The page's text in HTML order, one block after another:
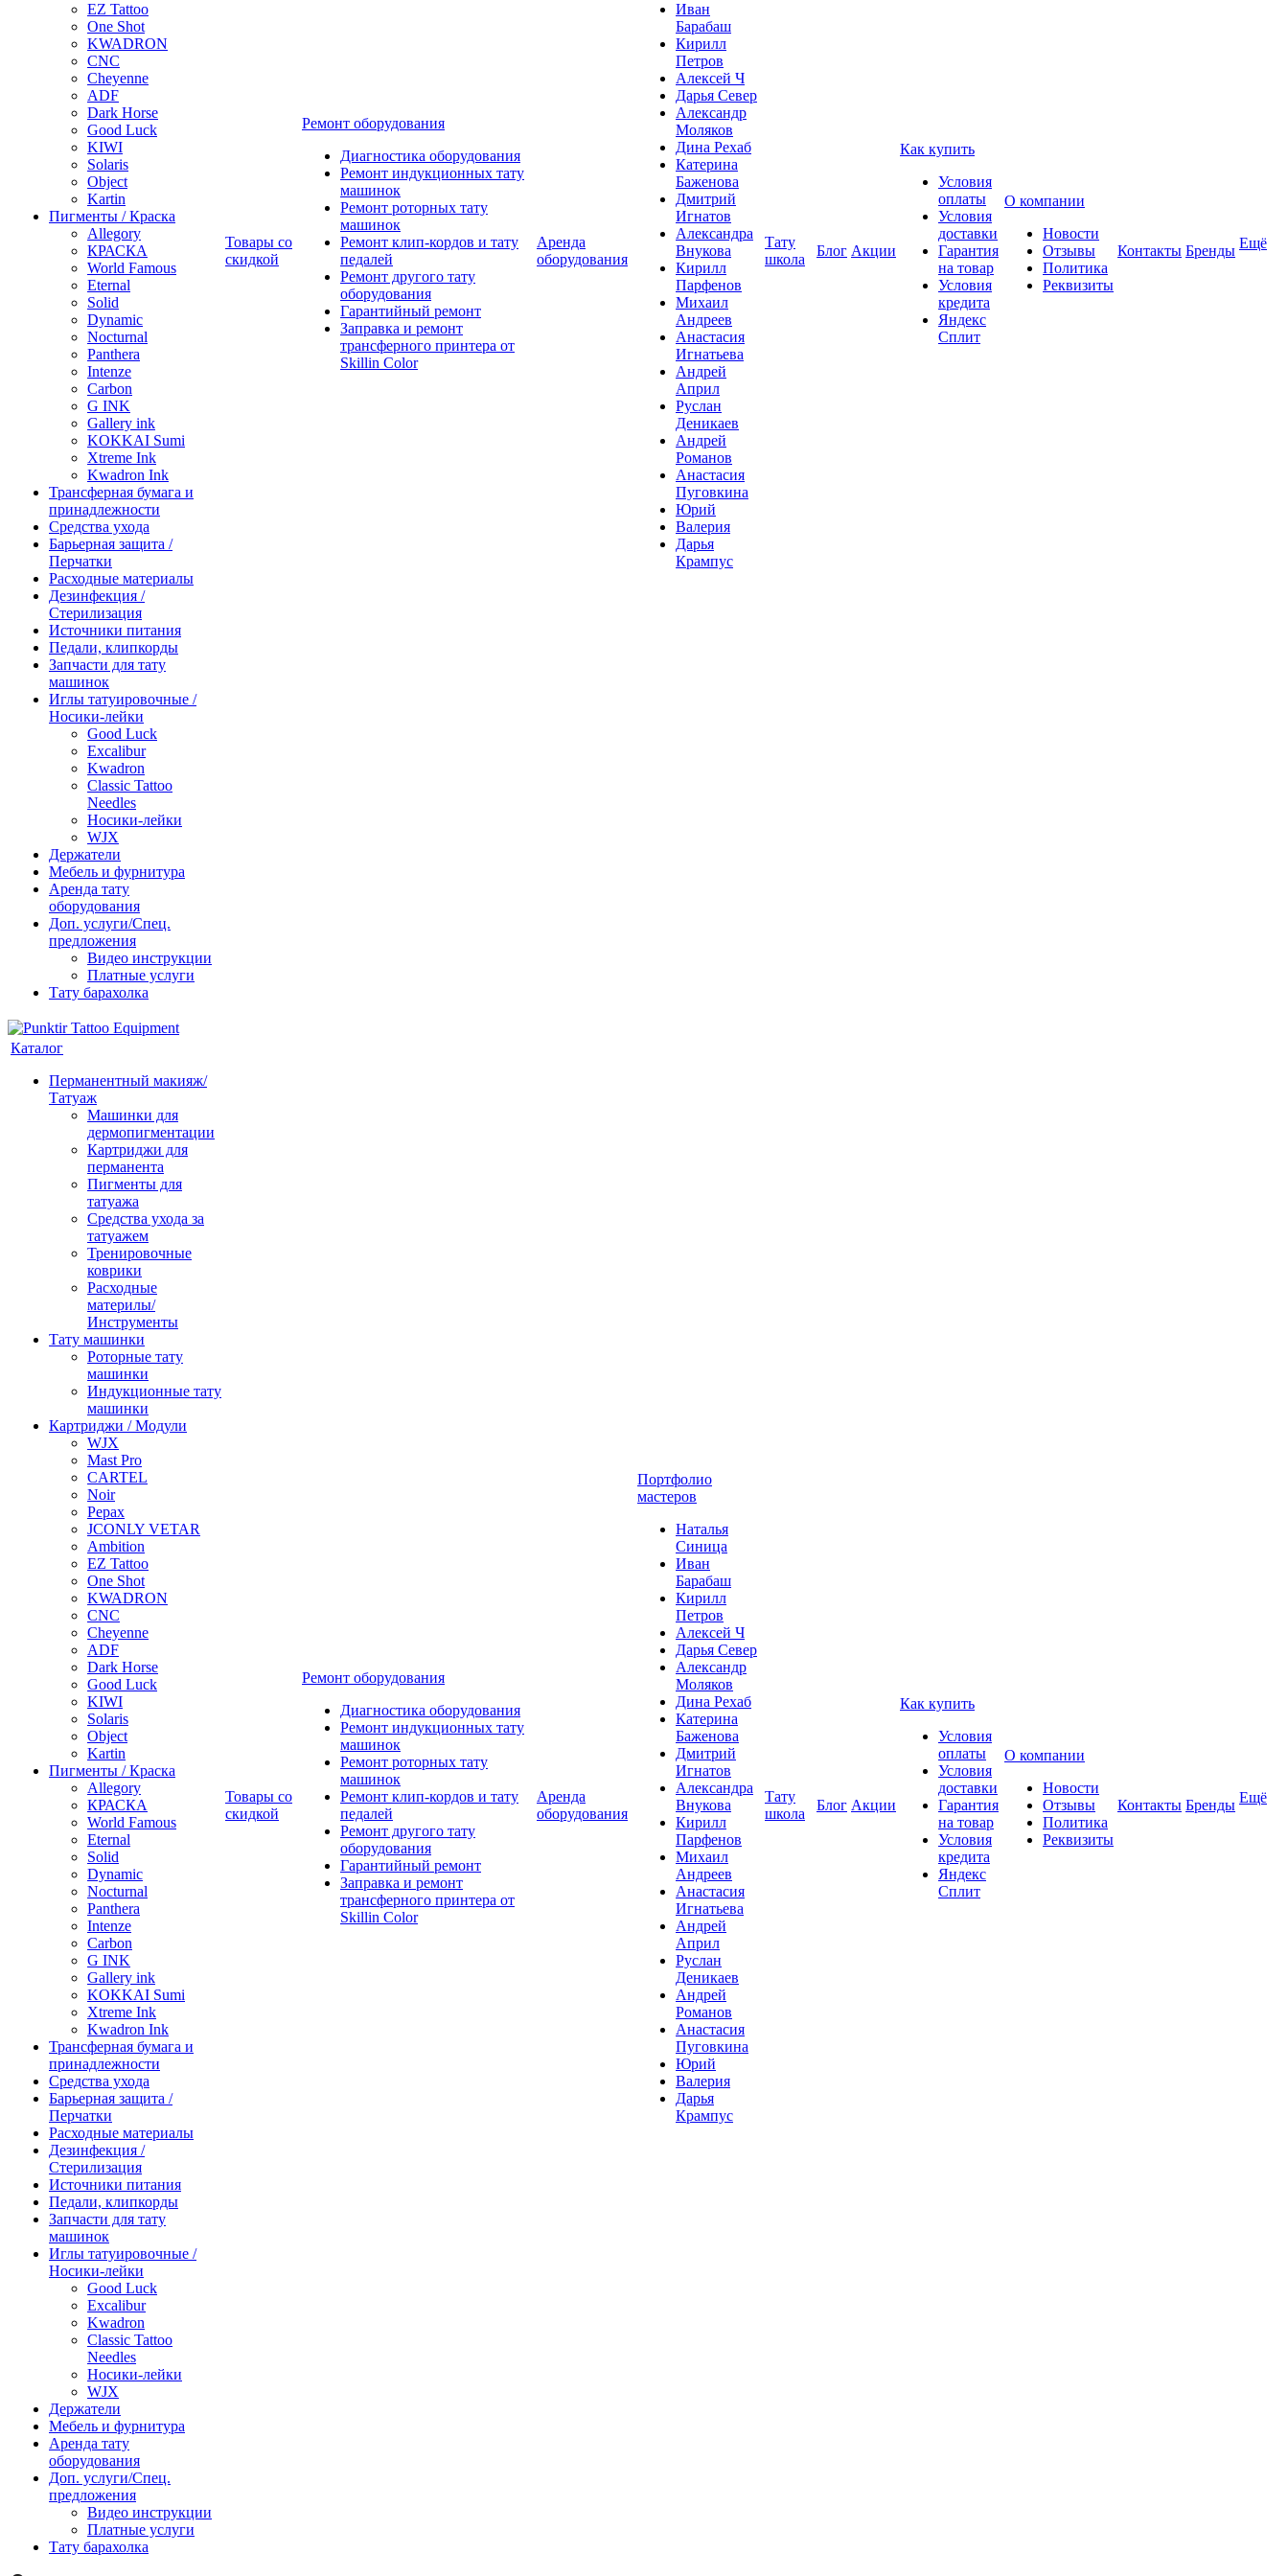
EZ Tattoo
One Shot
KWADRON
CNC
Cheyenne
ADF
Dark Horse
Good Luck
KIWI
Solaris
Object
Kartin
Пигменты / Краска
Allegory
КРАСКА
World Famous
Eternal
Solid
Dynamic
Nocturnal
Panthera
Intenze
Carbon
G INK
Gallery ink
KOKKAI Sumi
Xtreme Ink
Kwadron Ink
Трансферная бумага и
принадлежности
Средства ухода
Барьерная защита /
Перчатки
Расходные материалы
Дезинфекция /
Стерилизация
Источники питания
Педали, клипкорды
Запчасти для тату
машинок
Иглы татуировочные /
Носики-лейки
Good Luck
Excalibur
Kwadron
Classic Tattoo
Needles
Носики-лейки
WJX
Держатели
Мебель и фурнитура
Аренда тату
оборудования
Доп. услуги/Спец.
предложения
Видео инструкции
Платные услуги
Тату барахолка
Товары со
скидкой
Ремонт оборудования
Диагностика оборудования
Ремонт индукционных тату
машинок
Ремонт роторных тату
машинок
Ремонт клип-кордов и тату
педалей
Ремонт другого тату
оборудования
Гарантийный ремонт
Заправка и ремонт
трансферного принтера от
Skillin Color
Аренда
оборудования
Иван
Барабаш
Кирилл
Петров
Алексей Ч
Дарья Север
Александр
Моляков
Дина Рехаб
Катерина
Баженова
Дмитрий
Игнатов
Александра
Внукова
Кирилл
Парфенов
Михаил
Андреев
Анастасия
Игнатьева
Андрей
Април
Руслан
Деникаев
Андрей
Романов
Анастасия
Пуговкина
Юрий
Валерия
Дарья
Крампус
Тату
школа
Блог Акции
Как купить
Условия
оплаты
Условия
доставки
Гарантия
на товар
Условия
кредита
Яндекс
Сплит
О компании
Новости
Отзывы
Политика
Реквизиты
Контакты Бренды Ещё
Каталог
Перманентный макияж/
Татуаж
Машинки для
дермопигментации
Картриджи для
перманента
Пигменты для
татуажа
Средства ухода за
татуажем
Тренировочные
коврики
Расходные
материлы/
Инструменты
Тату машинки
Роторные тату
машинки
Индукционные тату
машинки
Картриджи / Модули
WJX
Mast Pro
CARTEL
Noir
Pepax
JCONLY VETAR
Ambition
EZ Tattoo
One Shot
KWADRON
CNC
Cheyenne
ADF
Dark Horse
Good Luck
KIWI
Solaris
Object
Kartin
Пигменты / Краска
Allegory
КРАСКА
World Famous
Eternal
Solid
Dynamic
Nocturnal
Panthera
Intenze
Carbon
G INK
Gallery ink
KOKKAI Sumi
Xtreme Ink
Kwadron Ink
Трансферная бумага и
принадлежности
Средства ухода
Барьерная защита /
Перчатки
Расходные материалы
Дезинфекция /
Стерилизация
Источники питания
Педали, клипкорды
Запчасти для тату
машинок
Иглы татуировочные /
Носики-лейки
Good Luck
Excalibur
Kwadron
Classic Tattoo
Needles
Носики-лейки
WJX
Держатели
Мебель и фурнитура
Аренда тату
оборудования
Доп. услуги/Спец.
предложения
Видео инструкции
Платные услуги
Тату барахолка
Товары со
скидкой
Ремонт оборудования
Диагностика оборудования
Ремонт индукционных тату
машинок
Ремонт роторных тату
машинок
Ремонт клип-кордов и тату
педалей
Ремонт другого тату
оборудования
Гарантийный ремонт
Заправка и ремонт
трансферного принтера от
Skillin Color
Аренда
оборудования
Портфолио
мастеров
Наталья
Синица
Иван
Барабаш
Кирилл
Петров
Алексей Ч
Дарья Север
Александр
Моляков
Дина Рехаб
Катерина
Баженова
Дмитрий
Игнатов
Александра
Внукова
Кирилл
Парфенов
Михаил
Андреев
Анастасия
Игнатьева
Андрей
Април
Руслан
Деникаев
Андрей
Романов
Анастасия
Пуговкина
Юрий
Валерия
Дарья
Крампус
Тату
школа
Блог Акции
Как купить
Условия
оплаты
Условия
доставки
Гарантия
на товар
Условия
кредита
Яндекс
Сплит
О компании
Новости
Отзывы
Политика
Реквизиты
Контакты Бренды Ещё